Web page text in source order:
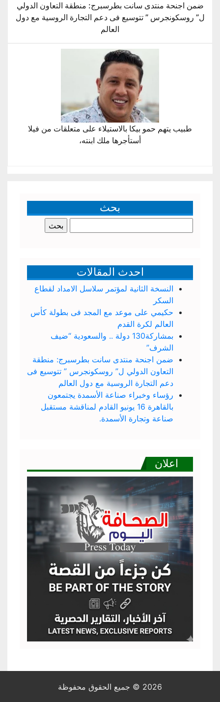
ضمن اجنحة منتدى سانت بطرسبرج: منطقة التعاون الدولي
ل” روسكونجرس ” تتوسيع فى دعم التجارة الروسية مع دول
العالم
طبيب يتهم حمو بيكا بالاستيلاء على متعلقات من فيلا
أستأجرها ملك ابنته،
بحث
عن:
احدث المقالات
النسخة الثانية لمؤتمر سلاسل الامداد لقطاع
السكر
حكيمي على موعد مع المجد فى بطولة كأس
العالم لكرة القدم
بمشاركة130 دولة .. والسعودية “ضيف
الشرف”
ضمن اجنحة منتدى سانت بطرسبرج: منطقة
التعاون الدولي ل” روسكونجرس ” تتوسيع فى
دعم التجارة الروسية مع دول العالم
رؤساء وخبراء صناعة الأسمدة يجتمعون
بالقاهرة 16 يونيو القادم لمناقشة مستقبل
صناعة وتجارة الأسمدة.
اعلان
2026 © جميع الحقوق محفوظة